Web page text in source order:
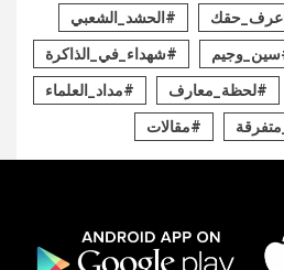
#الحشد_الشعبي
#شهداء_في_الذاكرة
#لحظة_معارف #مداد_العلماء
#مقالات